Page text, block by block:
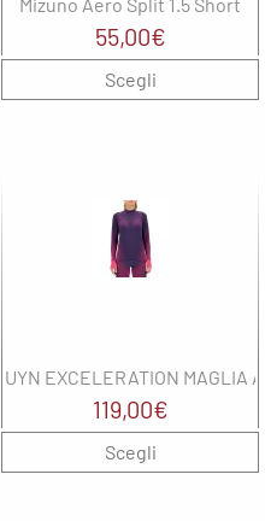
55,00€
Scegli
UYN EXCELERATION MAGLIA
119,00€
Scegli